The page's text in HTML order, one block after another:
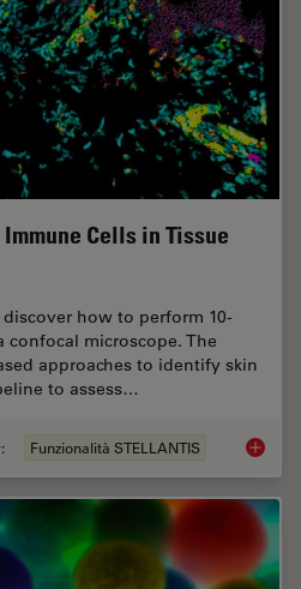
Cells in Tissue
how to perform 10-
microscope. The
approaches to identify skin
to assess…
Funzionalità STELLANTIS